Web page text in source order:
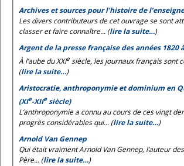
Archives et sources pour l’histoire de
Les divers contributeurs de cet ouvrage se sont
classer et faire connaître... (lire la suite…)
Argent de la presse française des années 1820
À l’aube du XXIe siècle, les journaux français sont
(lire la suite…)
Aristocratie, anthroponymie et dominium en
(XIe-XIIesiècle)
L’anthroponymie a connu au cours de ces vingt
progrès considérables qui... (lire la suite…)
Arnold Van Gennep
Qui était vraiment Arnold Van Gennep, l’auteur des
Père... (lire la suite…)